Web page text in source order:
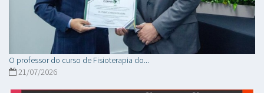
O professor do curso de Fisioterapia do...
21/07/2026